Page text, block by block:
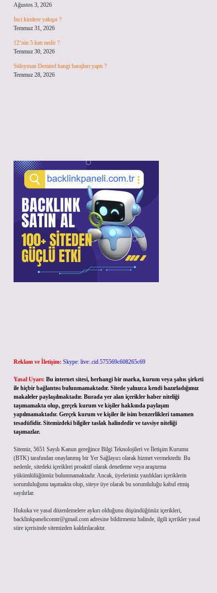
Ağustos 3, 2026
İnci kimlere yakışır ?
Temmuz 31, 2026
12’nin 5 katı nedir ?
Temmuz 30, 2026
Süleyman Demirel hangi barajları yaptı ?
Temmuz 28, 2026
Reklam ve İletişim: Skype: live:.cid.575569c608265c69
Yasal Uyarı: Bu internet sitesi, herhangi bir marka, kurum veya şahıs şirketi
ile hiçbir bağlantısı bulunmamaktadır. Sitede yalnızca kendi hazırladığımız
makaleler paylaşılmaktadır. Burada yer alan içerikler haber niteliği
taşımamakta olup, gerçek kurum ve kişiler hakkında paylaşım
yapılmamaktadır. Gerçek kurum ve kişiler ile isim benzerlikleri tamamen
tesadüfidir. Sitemizdeki bilgiler taslak halindedir ve tavsiye niteliği
taşımazlar.
Sitemiz, 5651 Sayılı Kanun gereğince Bilgi Teknolojileri ve İletişim Kurumu
(BTK) tarafından onaylanmış bir Yer Sağlayıcı olarak hizmet vermektedir. Bu
nedenle, sitedeki içerikleri proaktif olarak denetleme veya araştırma
yükümlülüğümüz bulunmamaktadır. Ancak, üyelerimiz yazdıkları içeriklerin
sorumluluğunu taşımakta olup, siteye üye olarak bu sorumluluğu kabul etmiş
sayılırlar.
Hukuka ve yasal düzenlemelere aykırı olduğunu düşündüğünüz içerikleri,
backlinkpanelicomtr@gmail.com adresine bildirmeniz halinde, ilgili içerikler yasal
süre içerisinde sitemizden kaldırılacaktır.